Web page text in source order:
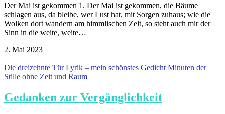
Der Mai ist gekommen 1. Der Mai ist gekommen, die Bäume
schlagen aus, da bleibe, wer Lust hat, mit Sorgen zuhaus; wie die
Wolken dort wandern am himmlischen Zelt, so steht auch mir der
Sinn in die weite, weite…
2. Mai 2023
Die dreizehnte Tür Lyrik – mein schönstes Gedicht Minuten der
Stille ohne Zeit und Raum
Gedanken zur Vergänglichkeit